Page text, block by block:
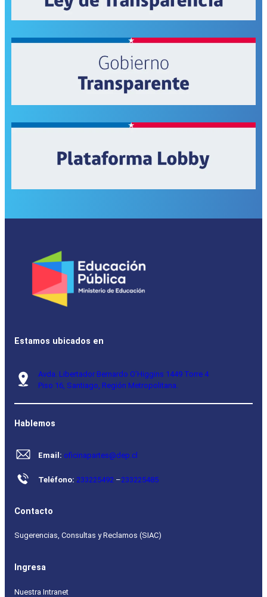
Estamos ubicados en
Avda. Libertador Bernardo O’Higgins 1449 Torre 4
Piso 16, Santiago, Región Metropolitana.
Hablemos
Email: oficinapartes@dep.cl
Teléfono: 233225492 –233225485
Contacto
Sugerencias, Consultas y Reclamos (SIAC)
Ingresa
Nuestra Intranet